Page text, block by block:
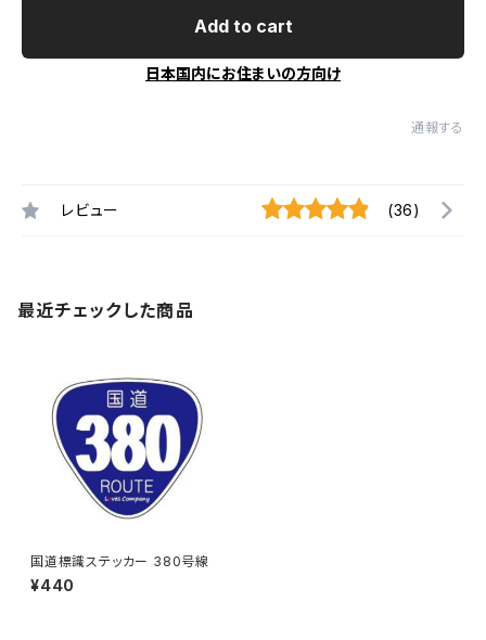
Add to cart
日本国内にお住まいの方向け
通報する
レビュー (36)
最近チェックした商品
国道標識ステッカー 380号線
¥440